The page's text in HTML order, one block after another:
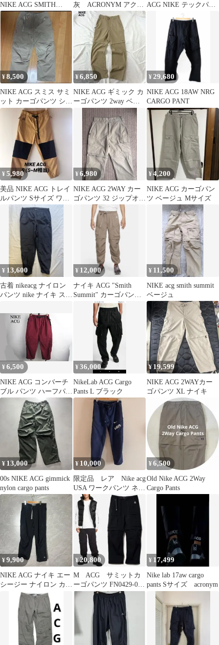
NIKE ACG SMITH
SUMMIT カーゴパン
灰 ACRONYM アクロ
ニウム エロルソン
ACG NIKE テックパン
¥8,500
NIKE ACG スミス サミ
ット カーゴパンツ ショ
ーツ パーツ クライミン
¥6,850
NIKE ACG ギミック カ
ーゴパンツ 2way ベー
ジュ サイズ28
¥29,680
NIKE ACG 18AW NRG
CARGO PANT
¥5,980
美品 NIKE ACG トレイ
ルパンツ Sサイズ ワー
クパンツ カーゴパンツ
¥6,980
NIKE ACG 2WAY カー
ゴパンツ 32 ジップオフ
ハーフパンツ ナイキ
¥4,200
NIKE ACG カーゴパン
ツ ベージュ Mサイズ
¥ 13,600
古着 nikeacg ナイロン
パンツ nike ナイキ スト
¥ 12,000
ナイキ ACG "Smith
Summit" カーゴパン
ツ NIKE
¥ 11,500
NIKE acg smith summit
ベージュ
¥6,500
NIKE ACG コンバーチ
ブル パンツ ハーフパン
ツ【XS】ナイキ メンズ
レディース キャンプ ア
ウトドア ショーツ 短パ
ン アメカジ 中古 川 海
エーシージー CK6865
¥36,000
NikeLab ACG Cargo
Pants L ブラック
¥ 19,599
NIKE ACG 2WAYカー
ゴパンツ XL ナイキ
¥ 13,000
00s NIKE ACG gimmick
nylon cargo pants
¥ 10,000
限定品 レア Nike acg
USA ワークパンツ ネイ
ビー
¥ 6,500
Old Nike ACG 2Way
Cargo Pants
¥9,900
NIKE ACG ナイキ エー
シージー ナイロン カー
ゴパンツ テック y2k 黒
¥20,800
M ACG サミットカ
ーゴパンツ FN0429-010
SMITH SUMMIT
¥ 17,499
Nike lab 17aw cargo
pants Sサイズ acronym